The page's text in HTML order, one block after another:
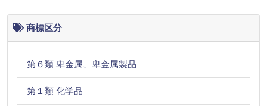
商標区分
第６類 卑金属、卑金属製品
第１類 化学品